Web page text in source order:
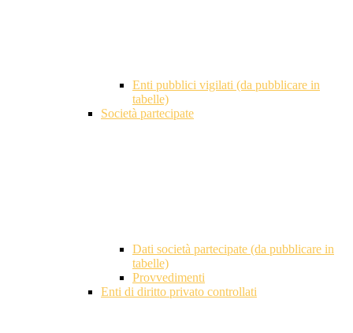
Enti pubblici vigilati (da pubblicare in
tabelle)
Società partecipate
Dati società partecipate (da pubblicare in
tabelle)
Provvedimenti
Enti di diritto privato controllati